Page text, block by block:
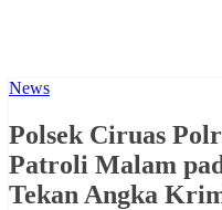
News
Polsek Ciruas
Patroli Malam
Tekan Angka